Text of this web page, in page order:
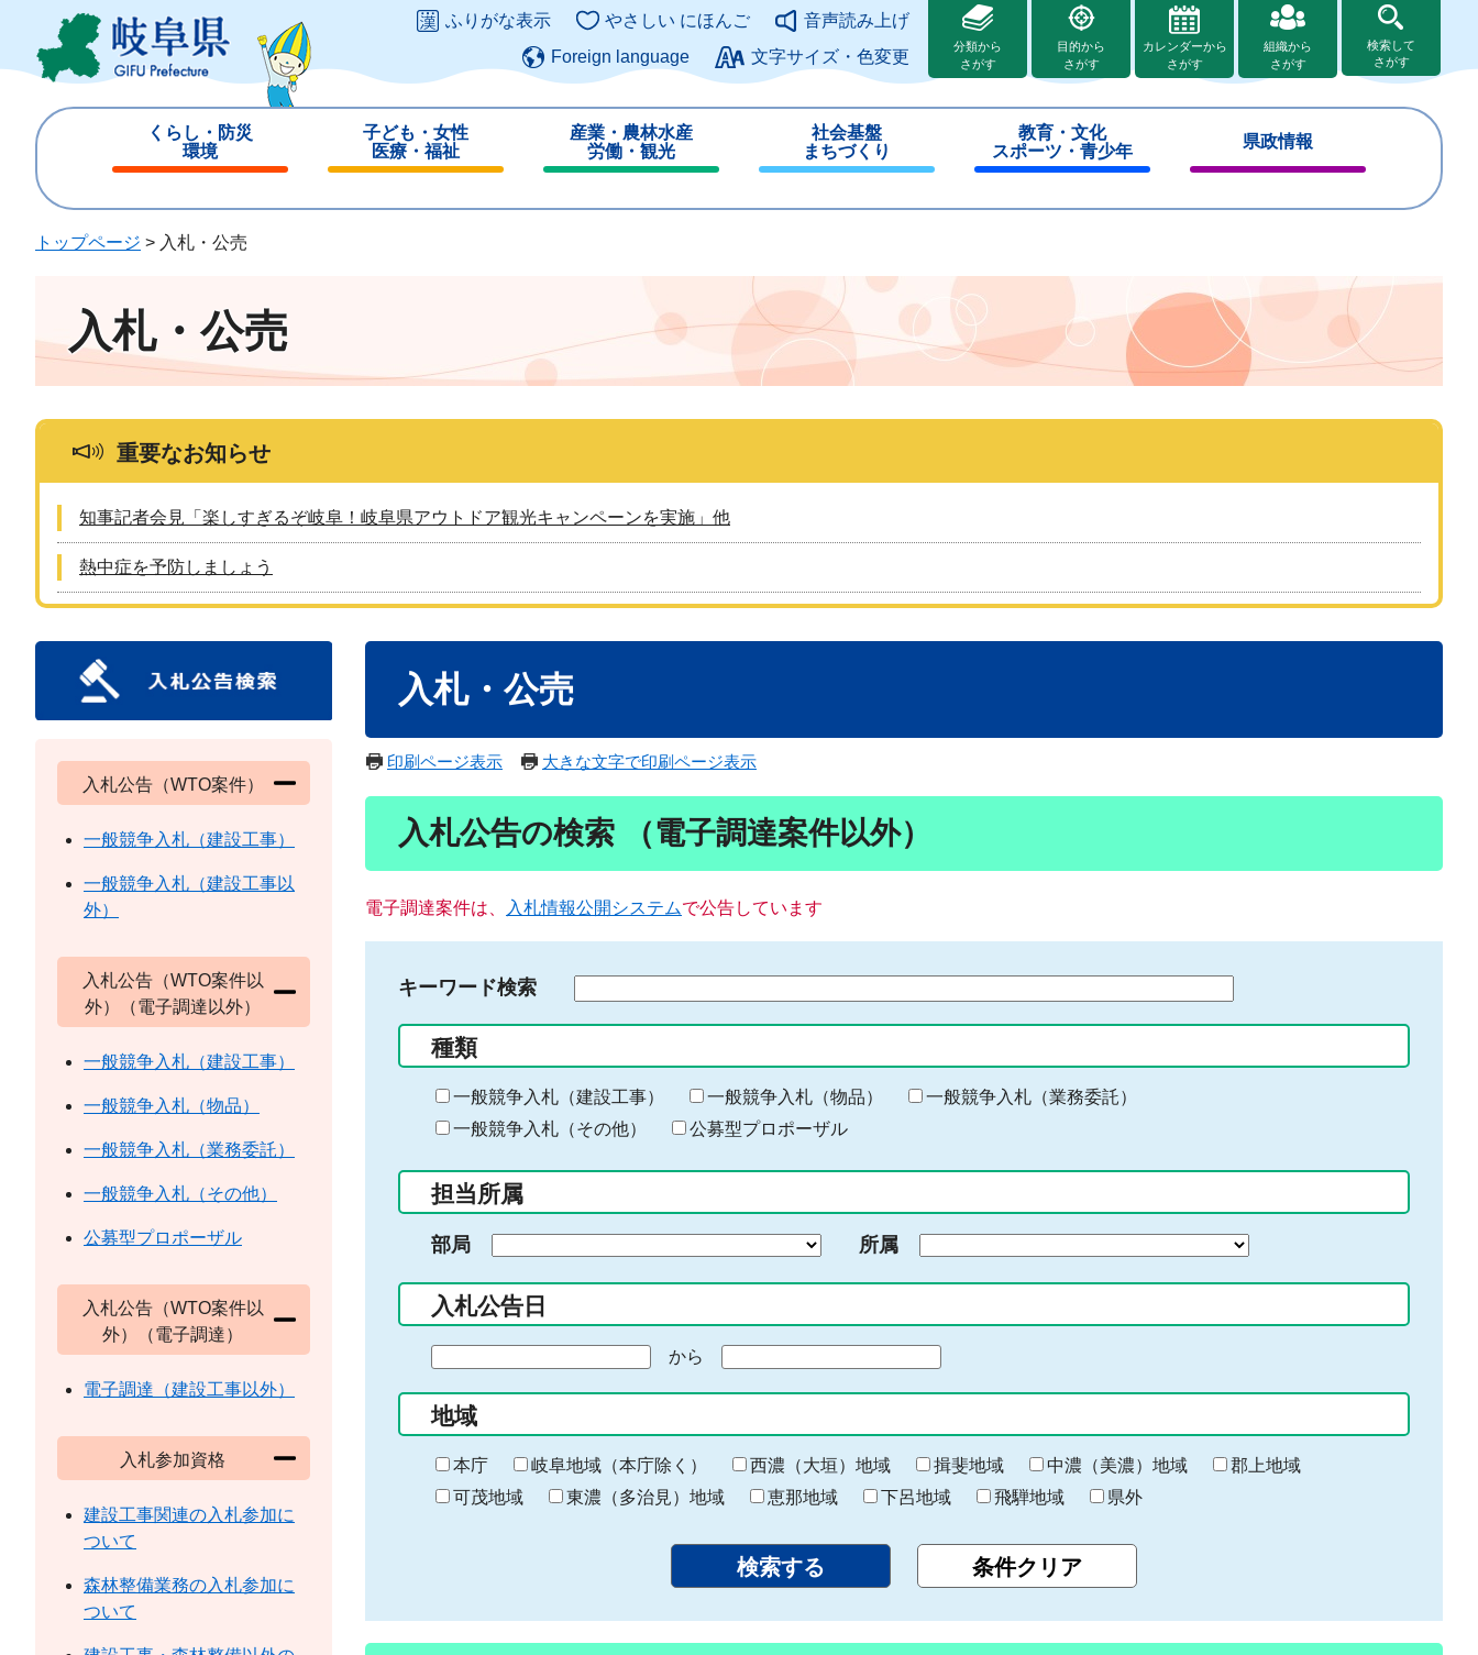
ジ
ュ
このページの本文へ
ふりがな表示 やさしい にほんご
音声読み上げ
Foreign language
文字サイズ・色変更
分類から
さがす
目的から
さがす
カレンダーから
さがす
組織から
さがす
検索して
さがす
くらし・防災
環境
じ
子ども・女性
医療・福祉
じ
産業・農林水産
労働・観光
じ
社会基盤
まちづくり
じ
教育・文化
スポーツ・青少年
じ
県政情報
じ
トップページ > 入札・公売
入札・公売
重要なお知らせ
知事記者会見「楽しすぎるぞ岐阜！岐阜県アウトドア観光キャンペーンを実施」他
熱中症を予防しましょう
入札・公売
印刷ページ表示 大きな文字で印刷ページ表示
入札公告の検索 （電子調達案件以外）
電子調達案件は、 入札情報公開システムで公告しています
キーワード検索
る
キ
ー
ー
入
力
種類
一般競争入札（建設工事） 一般競争入札（物品）
一般競争入札（業務委託）
一般競争入札（その他）
公募型プロポーザル
担当所属
部局 所属
入札公告日
の
始
ま
り
から
終
わ
り
地域
本庁 岐阜地域（本庁除く） 西濃（大垣）地域 揖斐地域 中濃（美濃）地域
郡上地域
可茂地域
東濃（多治見）地域 恵那地域 下呂地域 飛騨地域 県外
入札公告（WTO案件）
一般競争入札（建設工事）
一般競争入札（建設工事以
外）
入札公告（WTO案件以
外）（電子調達以外）
一般競争入札（建設工事）
一般競争入札（物品）
一般競争入札（業務委託）
一般競争入札（その他）
公募型プロポーザル
入札公告（WTO案件以
外）（電子調達）
電子調達（建設工事以外）
入札参加資格
建設工事関連の入札参加に
ついて
森林整備業務の入札参加に
ついて